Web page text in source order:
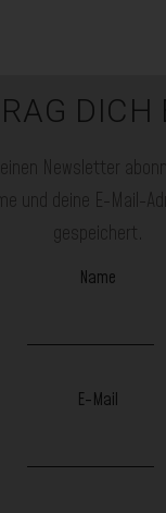
DICH
Newsletter
und deine E-Mail-
gespeichert.
Name
E-Mail